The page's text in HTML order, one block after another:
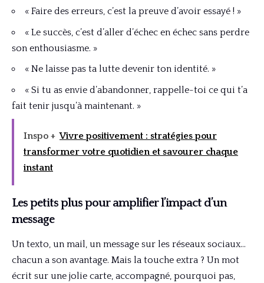
« Faire des erreurs, c’est la preuve d’avoir essayé ! »
« Le succès, c’est d’aller d’échec en échec sans perdre
son enthousiasme. »
« Ne laisse pas ta lutte devenir ton identité. »
« Si tu as envie d’abandonner, rappelle-toi ce qui t’a
fait tenir jusqu’à maintenant. »
Inspo + Vivre positivement : stratégies pour
transformer votre quotidien et savourer chaque
instant
Les petits plus pour amplifier l’impact d’un
message
Un texto, un mail, un message sur les réseaux sociaux…
chacun a son avantage. Mais la touche extra ? Un mot
écrit sur une jolie carte, accompagné, pourquoi pas,